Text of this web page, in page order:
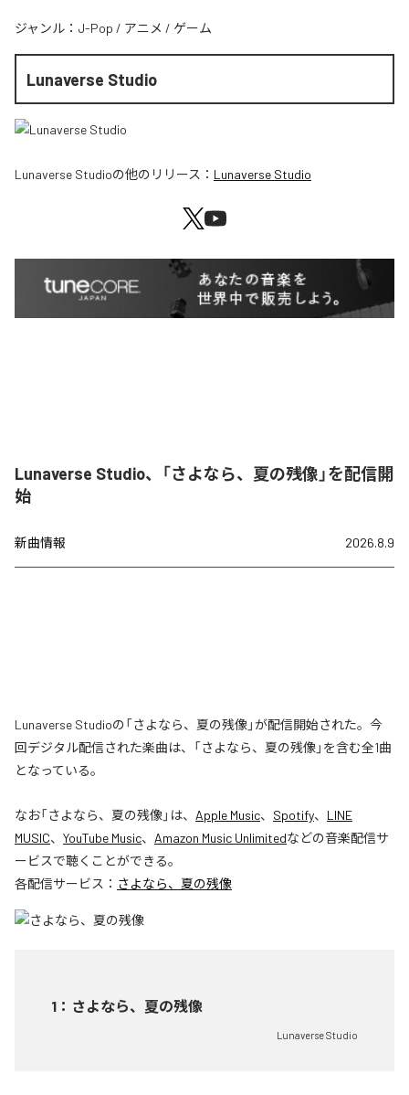
ジャンル： J-Pop / アニメ / ゲーム
Lunaverse Studio
Lunaverse Studioの他のリリース： Lunaverse Studio
Lunaverse Studio、「さよなら、夏の残像」を配信開
始
新曲情報 2026.8.9
Lunaverse Studioの「さよなら、夏の残像」が配信開始された。今
回デジタル配信された楽曲は、「さよなら、夏の残像」を含む全1曲
となっている。
なお「さよなら、夏の残像」は、 Apple Music、 Spotify、 LINE
MUSIC、 YouTube Music、 Amazon Music Unlimitedなどの音楽配信サ
ービスで聴くことができる。
各配信サービス： さよなら、夏の残像
1 ： さよなら、夏の残像
Lunaverse Studio